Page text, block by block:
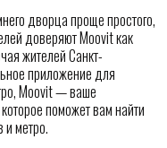
дворца проще простого,
доверяют Moovit как
жителей Санкт-
приложение для
Moovit — ваше
поможет вам найти
метро.